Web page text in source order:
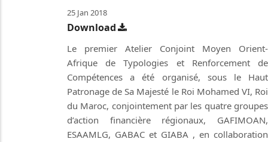
25 Jan 2018
Download
Le premier Atelier Conjoint Moyen Orient-
Afrique de Typologies et Renforcement de
Compétences a été organisé, sous le Haut
Patronage de Sa Majesté le Roi Mohamed VI, Roi
du Maroc, conjointement par les quatre groupes
d’action financière régionaux, GAFIMOAN,
ESAAMLG, GABAC et GIABA , en collaboration